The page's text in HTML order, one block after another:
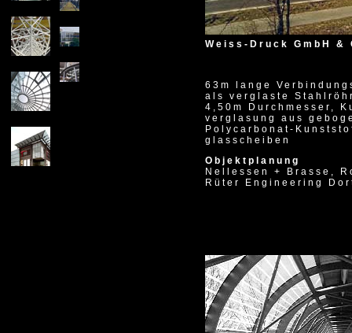
1999
Weiss-Druck GmbH &
63m lange
als verglaste
4,50m Durchmesser,
verglasung aus
Polycarbonat-
glasscheiben
Objektplanung
Nellessen + Brasse,
Rüter Engineering